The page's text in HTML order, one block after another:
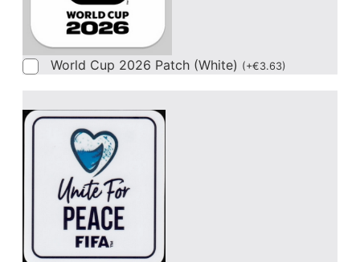
World Cup 2026 Patch (White) (+€3.63)